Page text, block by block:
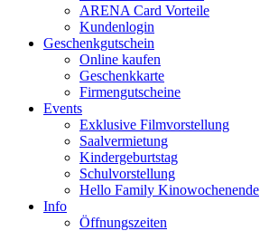
ARENA Card Vorteile
Kundenlogin
Geschenkgutschein
Online kaufen
Geschenkkarte
Firmengutscheine
Events
Exklusive Filmvorstellung
Saalvermietung
Kindergeburtstag
Schulvorstellung
Hello Family Kinowochenende
Info
Öffnungszeiten